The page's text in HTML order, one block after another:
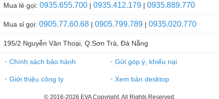
Mua lẻ gọi: 0935.655.700 | 0935.412.179 | 0935.889.770
Mua sỉ gọi: 0905.77.60.68 | 0905.799.789 | 0935.020.770
195/2 Nguyễn Văn Thoại, Q.Sơn Trà, Đà Nẵng
● Chính sách bảo hành ● Gửi góp ý, khiếu nại
● Giới thiệu công ty ● Xem bản desktop
© 2016-2026 EVA Copyright, All Rights Reserved.